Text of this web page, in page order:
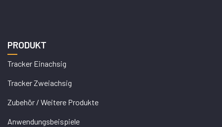
PRODUKT
Tracker Einachsig
Tracker Zweiachsig
Zubehör / Weitere Produkte
Anwendungsbeispiele